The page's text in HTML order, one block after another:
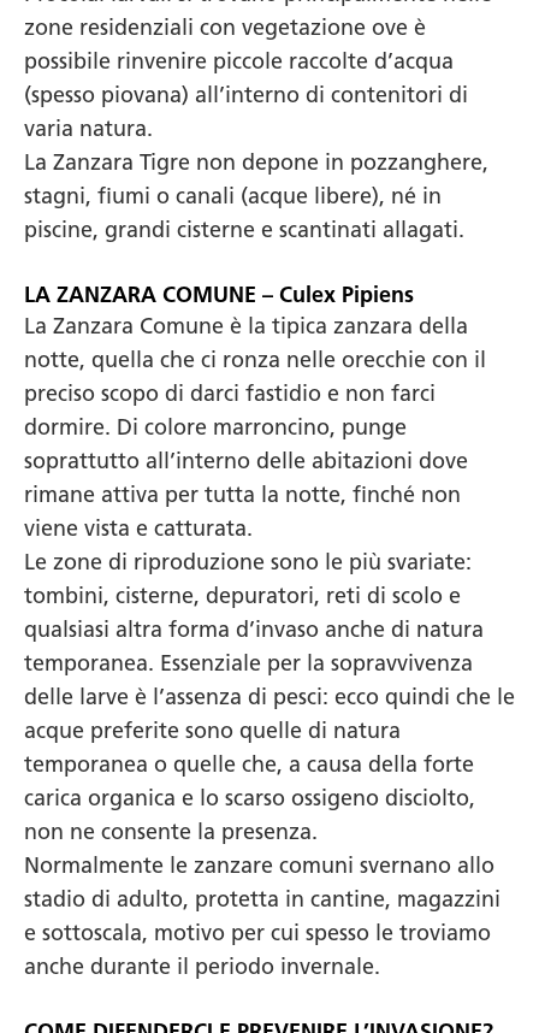
zone residenziali con vegetazione ove è
possibile rinvenire piccole raccolte d’acqua
(spesso piovana) all’interno di contenitori di
varia natura.
La Zanzara Tigre non depone in pozzanghere,
stagni, fiumi o canali (acque libere), né in
piscine, grandi cisterne e scantinati allagati.
LA ZANZARA COMUNE – Culex Pipiens
La Zanzara Comune è la tipica zanzara della
notte, quella che ci ronza nelle orecchie con il
preciso scopo di darci fastidio e non farci
dormire. Di colore marroncino, punge
soprattutto all’interno delle abitazioni dove
rimane attiva per tutta la notte, finché non
viene vista e catturata.
Le zone di riproduzione sono le più svariate:
tombini, cisterne, depuratori, reti di scolo e
qualsiasi altra forma d’invaso anche di natura
temporanea. Essenziale per la sopravvivenza
delle larve è l’assenza di pesci: ecco quindi che le
acque preferite sono quelle di natura
temporanea o quelle che, a causa della forte
carica organica e lo scarso ossigeno disciolto,
non ne consente la presenza.
Normalmente le zanzare comuni svernano allo
stadio di adulto, protetta in cantine, magazzini
e sottoscala, motivo per cui spesso le troviamo
anche durante il periodo invernale.